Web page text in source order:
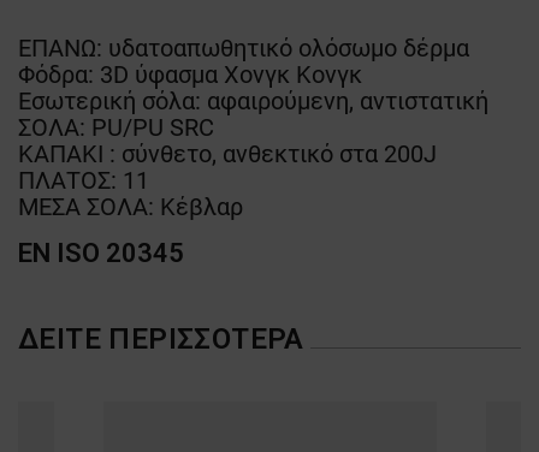
ΕΠΑΝΩ: υδατοαπωθητικό ολόσωμο δέρμα
Φόδρα: 3D ύφασμα Χονγκ Κονγκ
Εσωτερική σόλα: αφαιρούμενη, αντιστατική
ΣΟΛΑ: PU/PU SRC
ΚΑΠΑΚΙ : σύνθετο, ανθεκτικό στα 200J
ΠΛΑΤΟΣ: 11
ΜΕΣΑ ΣΟΛΑ: Κέβλαρ
EN ISO 20345
ΔΕΊΤΕ ΠΕΡΙΣΣΌΤΕΡΑ